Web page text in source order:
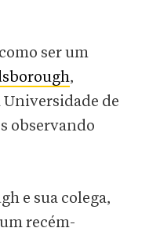
ser um
,
de
observando
e sua colega,
recém-